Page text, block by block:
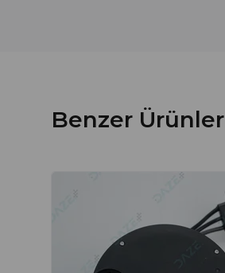
Benzer Ürünler